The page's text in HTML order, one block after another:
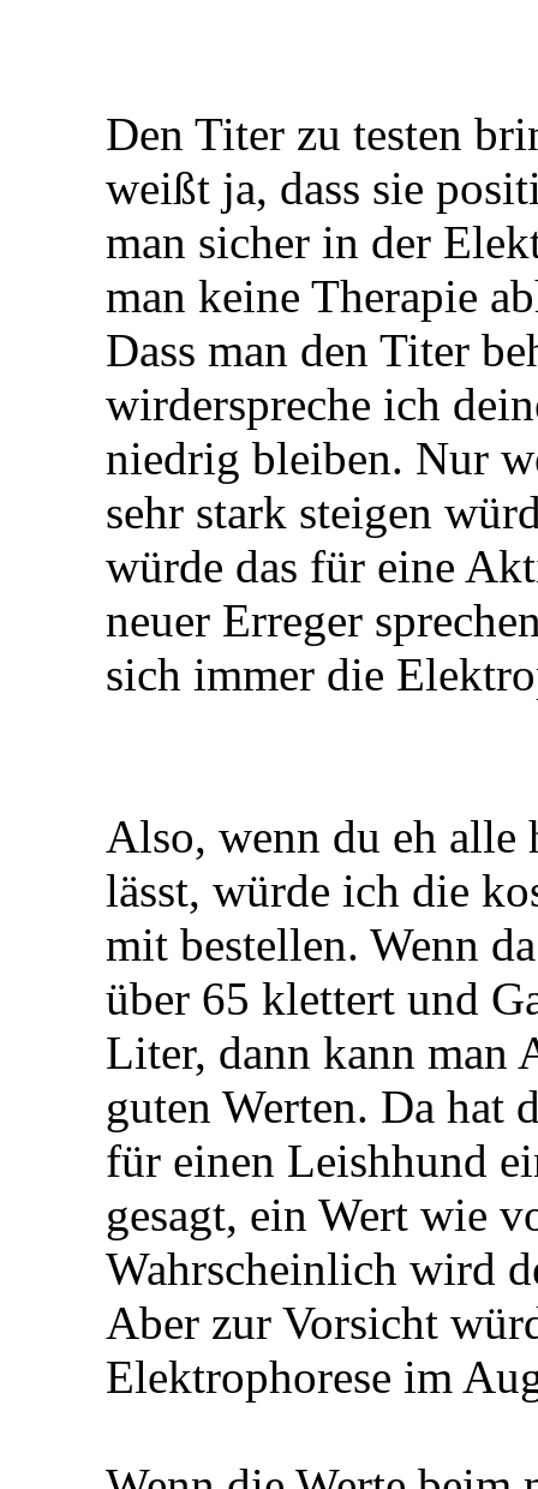
Den Titer zu testen
weißt ja, dass sie
man sicher in der
man keine Therapie
Dass man den Titer
wirderspreche ich
niedrig bleiben. Nur
sehr stark steigen
würde das für eine
neuer Erreger
sich immer die
Also, wenn du eh alle
lässt, würde ich die
mit bestellen. Wenn
über 65 klettert und
Liter, dann kann man
guten Werten. Da hat
für einen Leishhund
gesagt, ein Wert wie
Wahrscheinlich wird
Aber zur Vorsicht
Elektrophorese im